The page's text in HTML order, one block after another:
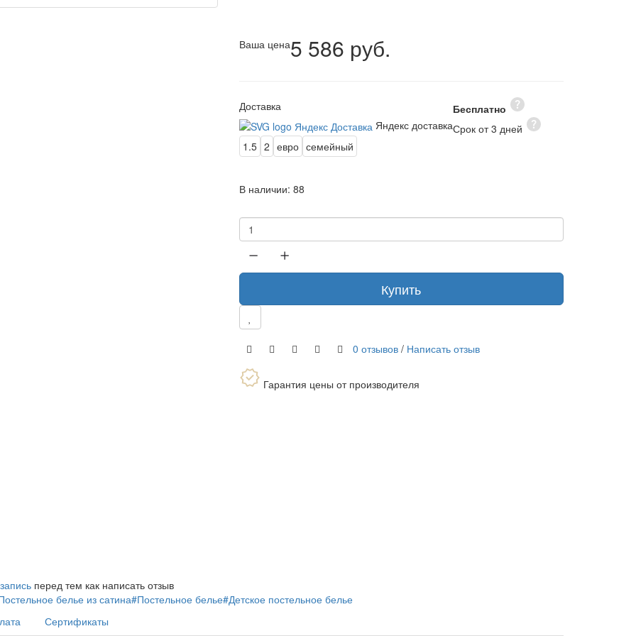
перед тем как написать отзыв
Ваша цена5 586 руб.
Доставка
Бесплатно
Яндекс доставкаСрок от 3 дней
1.5 2 евро семейный
В наличии: 88
Купить
0 отзывов/ Написать отзыв
Гарантия цены от производителя
белье из сатина#Постельное белье#Детское постельное белье
Сертификаты